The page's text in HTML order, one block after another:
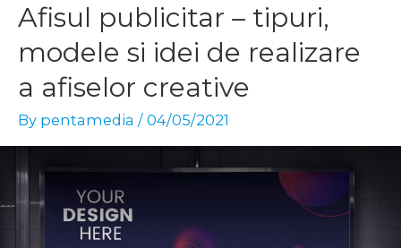
Afisul publicitar – tipuri,
modele si idei de realizare
a afiselor creative
By pentamedia / 04/05/2021